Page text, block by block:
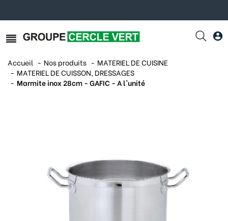
Accueil Nos produits
MATERIEL DE CUISINE
MATERIEL DE CUISSON, DRESSAGES
Marmite inox 28cm - GAFIC - A l'unité